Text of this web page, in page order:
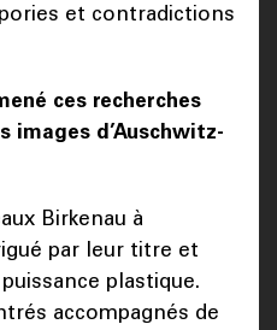
et contradictions
ces recherches
images d’Auschwitz-
Birkenau à
par leur titre et
plastique.
accompagnés de